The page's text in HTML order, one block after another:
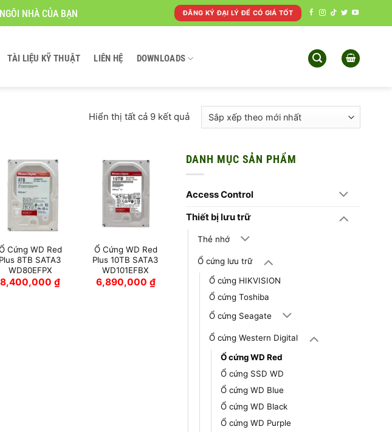
NHÀ CỦA BẠN ĐĂNG KÝ ĐẠI LÝ ĐỂ CÓ GIÁ TỐT
TÀI LIỆU KỸ THUẬT LIÊN HỆ DOWNLOADS
Hiển thị tất cả 9 kết quảĐã
sắp
theo
mới
Cứng WD Red
Plus 8TB SATA3
WD80EFPX
8,400,000₫
Ổ Cứng WD Red
Plus 10TB SATA3
WD101EFBX
6,890,000 ₫
DANH MỤC SẢN PHẨM
Access Control
Thiết bị lưu trữ
Thẻ nhớ
Ổ cứng lưu trữ
Ổ cứng HIKVISION
Ổ cứng Toshiba
Ổ cứng Seagate
Ổ cứng Western Digital
Ổ cứng WD Red
Ổ cứng SSD WD
Ổ cứng WD Blue
Ổ cứng WD Black
Ổ cứng WD Purple